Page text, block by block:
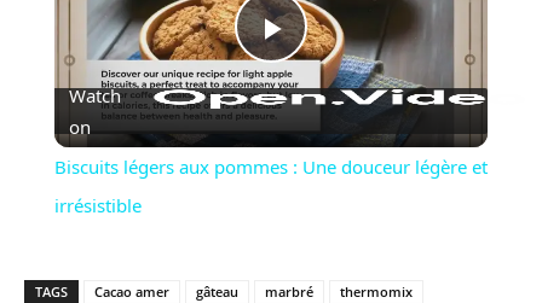
Play
Video
Watch
on
Biscuits légers aux pommes : Une douceur légère et
irrésistible
TAGS Cacao amer gâteau marbré thermomix